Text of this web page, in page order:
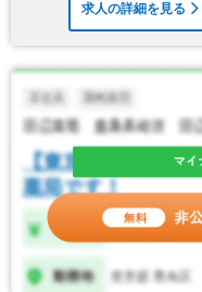
求人の詳細を見る